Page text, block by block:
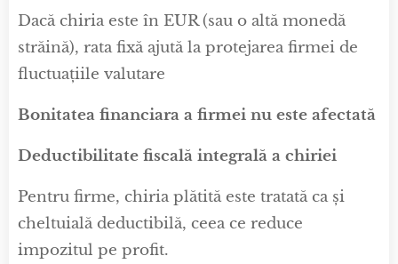
Dacă chiria este în EUR (sau o altă monedă
străină), rata fixă ajută la protejarea firmei de
fluctuațiile valutare
Bonitatea financiara a firmei nu este afectată
Deductibilitate fiscală integrală a chiriei
Pentru firme, chiria plătită este tratată ca și
cheltuială deductibilă, ceea ce reduce
impozitul pe profit.